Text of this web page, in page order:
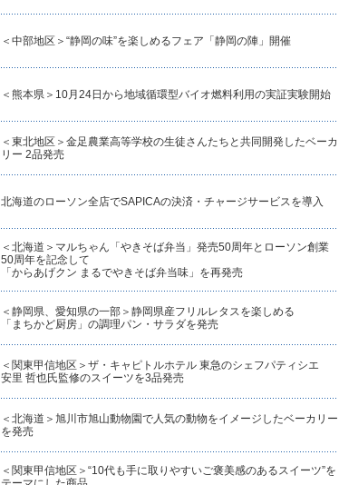
＜中部地区＞“静岡の味”を楽しめるフェア「静岡の陣」開催
＜熊本県＞10月24日から地域循環型バイオ燃料利用の実証実験開始
＜東北地区＞金足農業高等学校の生徒さんたちと共同開発したベーカ
リー 2品発売
北海道のローソン全店でSAPICAの決済・チャージサービスを導入
＜北海道＞マルちゃん「やきそば弁当」発売50周年とローソン創業
50周年を記念して
「からあげクン まるでやきそば弁当味」を再発売
＜静岡県、愛知県の一部＞静岡県産フリルレタスを楽しめる
「まちかど厨房」の調理パン・サラダを発売
＜関東甲信地区＞ザ・キャピトルホテル 東急のシェフパティシエ
安里 哲也氏監修のスイーツを3品発売
＜北海道＞旭川市旭山動物園で人気の動物をイメージしたベーカリー
を発売
＜関東甲信地区＞“10代も手に取りやすいご褒美感のあるスイーツ”を